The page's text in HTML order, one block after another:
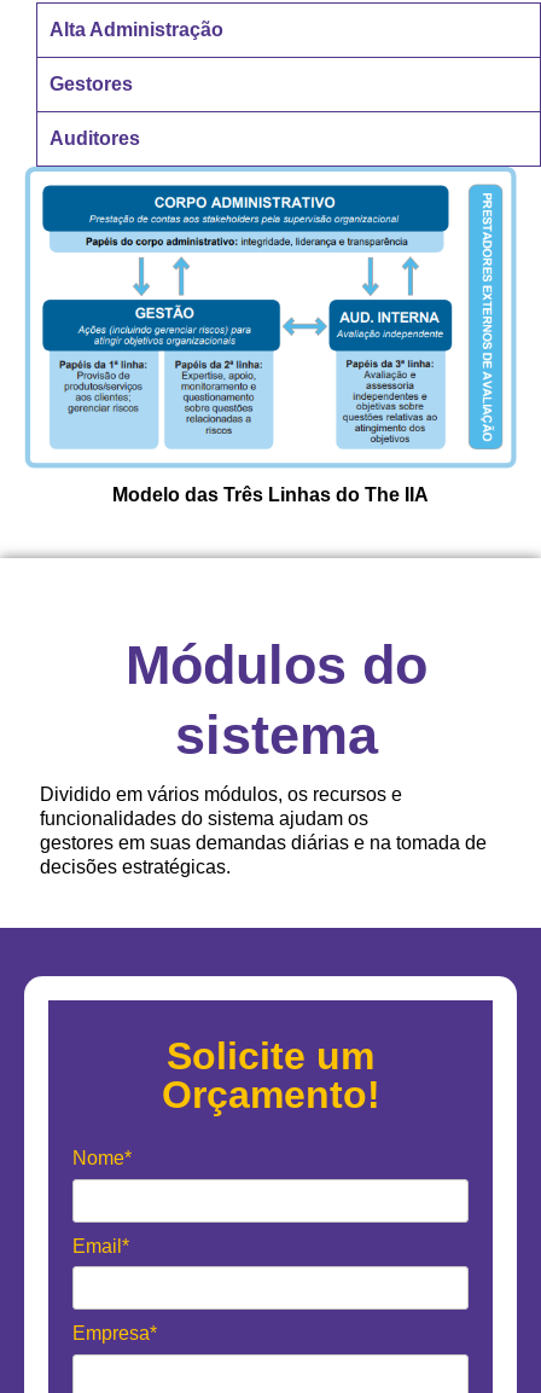
Alta Administração
Gestores
Auditores
Modelo das Três Linhas do The IIA
Módulos do
sistema
Dividido em vários módulos, os recursos e
funcionalidades do sistema ajudam os
gestores em suas demandas diárias e na tomada de
decisões estratégicas.
Solicite um
Orçamento!
Nome*
Email*
Empresa*